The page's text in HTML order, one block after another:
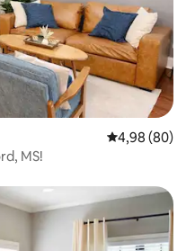
Gemiddelde
4,98 (80)
MS!